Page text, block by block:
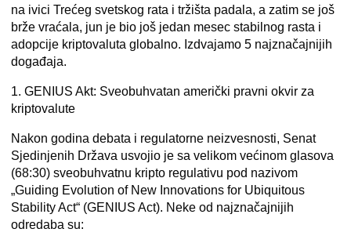
na ivici Trećeg svetskog rata i tržišta padala, a zatim se još
brže vraćala, jun je bio još jedan mesec stabilnog rasta i
adopcije kriptovaluta globalno. Izdvajamo 5 najznačajnijih
događaja.
1. GENIUS Akt: Sveobuhvatan američki pravni okvir za
kriptovalute
Nakon godina debata i regulatorne neizvesnosti, Senat
Sjedinjenih Država usvojio je sa velikom većinom glasova
(68:30) sveobuhvatnu kripto regulativu pod nazivom
„Guiding Evolution of New Innovations for Ubiquitous
Stability Act“ (GENIUS Act). Neke od najznačajnijih
odredaba su: